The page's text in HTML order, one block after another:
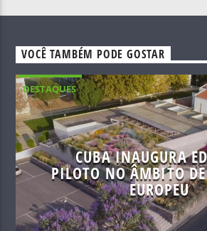
VOCÊ TAMBÉM PODE GOSTAR
DESTAQUES
CUBA INAUGURA
PILOTO NO ÂMBITO DE
EUROPEU